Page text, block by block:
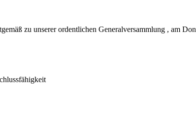
zu unserer ordentlichen Generalversammlung , am